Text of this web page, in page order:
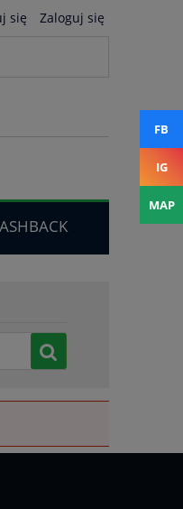
się Zaloguj się
FB
IG
MAP